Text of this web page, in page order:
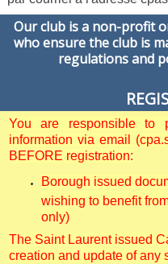
Our club is a non-profit
who ensure the club is
regulations and
You are responsible to
information via email
BEFORE registration:
Borough issued
wishing to benefit
only)
The Saint Laurent issued
creation and update of any